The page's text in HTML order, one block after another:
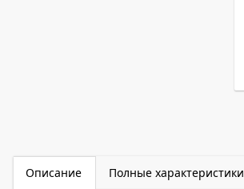
Описание Полные характеристики